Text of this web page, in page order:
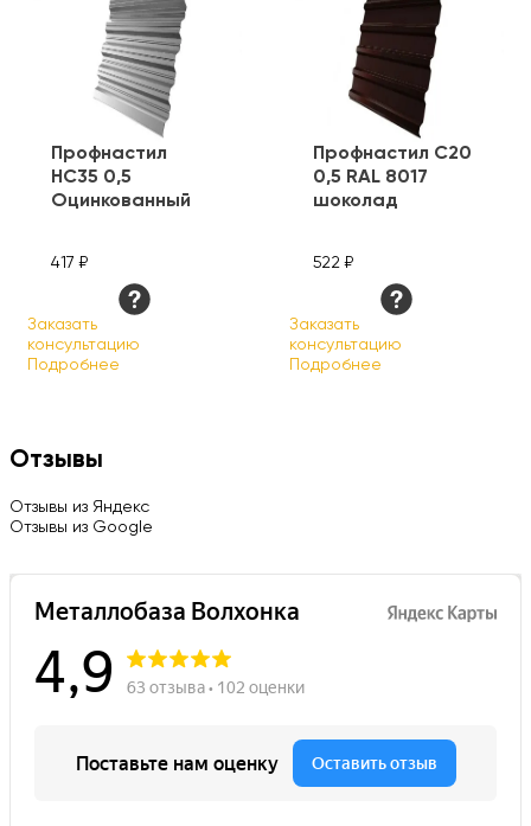
Профнастил
HC35 0,5
Оцинкованный
417 ₽
Заказать
консультацию
Подробнее
Профнастил С20
0,5 RAL 8017
шоколад
522 ₽
Заказать
консультацию
Подробнее
Отзывы
Отзывы из Яндекс
Отзывы из Google